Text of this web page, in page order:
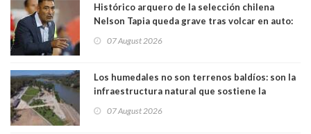
Histórico arquero de la selección chilena
Nelson Tapia queda grave tras volcar en auto:
07 August 2026
Los humedales no son terrenos baldíos: son la
infraestructura natural que sostiene la
07 August 2026